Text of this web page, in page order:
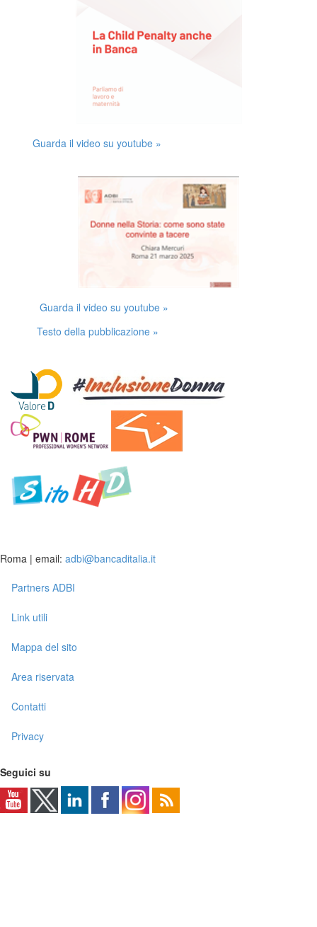
Guarda il video su youtube »
Guarda il video su youtube »
Testo della pubblicazione »
Roma | email: adbi@bancaditalia.it
Partners ADBI
Link utili
Mappa del sito
Area riservata
Contatti
Privacy
Seguici su